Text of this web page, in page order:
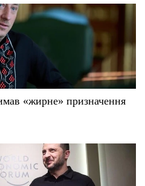
«жирне» призначення